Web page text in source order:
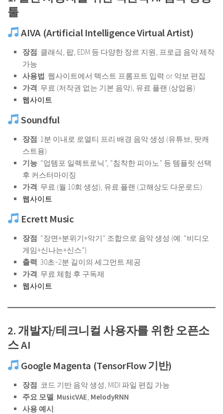
툴
AIVA (Artificial Intelligence Virtual Artist)
장점: 클래식, 팝, EDM 등 다양한 장르 지원, 프로급 음악 제작
가능
사용법: 웹사이트에서 텍스트 프롬프트 입력 or 악보 편집
가격: 무료 (저작권 없는 기본 음악), 유료 플랜 (상업용)
웹사이트
Soundful
장점: 1분 이내로 로열티 프리 배경 음악 생성 (유튜브, 팟캐
스트용)
기능: “업템포 일렉트로닉”, “침착한 피아노” 등 템플릿 선택
후 커스터마이징
가격: 무료 (월 10회 생성), 유료 플랜 (고해상도 다운로드)
웹사이트
Ecrett Music
장점: “장면+분위기+악기” 조합으로 음악 생성 (예: “비디오
게임+신나는+신스”)
출력: 30초~2분 길이의 세그먼트 제공
가격: 무료 체험 후 구독제
웹사이트
2. 개발자/테크니컬 사용자를 위한 오픈소
스 AI
Google Magenta (TensorFlow 기반)
장점: 코드 기반 음악 생성, MIDI 파일 편집 가능
주요 모델: MusicVAE MelodyRNN
사용 예시: